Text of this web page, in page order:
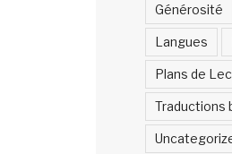
Générosité
Langues
Plans de
Traductions